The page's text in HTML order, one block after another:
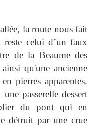
la route nous fait
celui d’un faux
de la Beaume des
qu'une ancienne
pierres apparentes.
passerelle dessert
du pont qui en
détruit par une crue